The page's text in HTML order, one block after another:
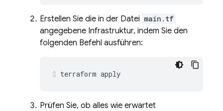
Erstellen Sie die in der Datei main.tf
angegebene Infrastruktur, indem Sie den
folgenden Befehl ausführen:
terraform apply
Prüfen Sie, ob alles wie erwartet